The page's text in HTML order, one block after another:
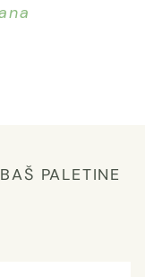
PALETINE